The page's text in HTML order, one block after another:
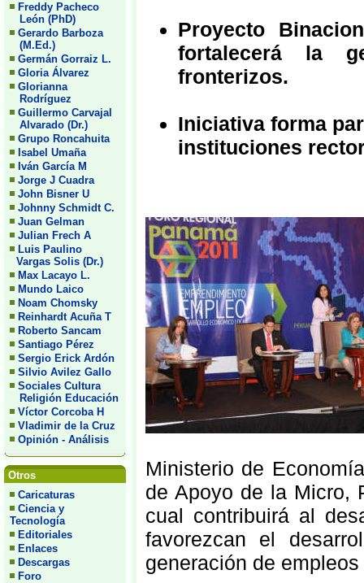
Freddy Pacheco
León (PhD)
Gerardo Barboza
(M.Ed.)
Germán Gorraiz L.
Gloria Álvarez
Glorianna
Rodríguez
Guillermo Carvajal
Alvarado (Dr.)
Grupo Roncahuita
Isabel Umaña
Iván García M
Jorge J Cuadra
John Bisner U
Johnny Schmidt C.
Juan Gelman
Julian Frech A
Luis Paulino
Vargas Solis (Dr.)
Max Lacayo L.
Mundo Laico
Noam Chomsky
Reinhardt Acuña T
Roberto Sancam
Santiago Pérez
Sergio Erick Ardón
Silvio Avilez Gallo
Sociales Cultura
Religión Educación
Víctor Corcoba H
Vladimir de la Cruz
Opinión - Análisis
Otros
Caricaturas
Ciencia y
Tecnología
Editoriales
Enlaces
Descargas
Foro
Proyecto
fortalecerá la
fronterizos.
Iniciativa forma
instituciones
Ministerio de
de Apoyo de la Micro,
cual contribuirá al
favorezcan el
generación de